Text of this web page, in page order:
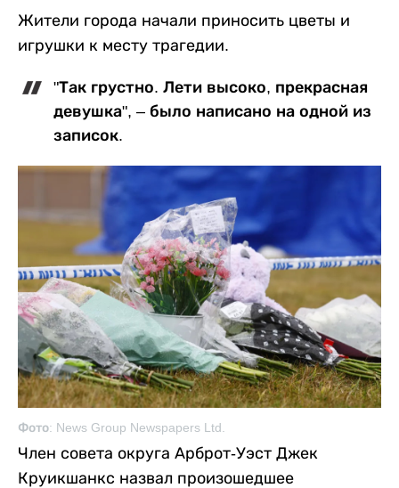
Жители города начали приносить цветы и
игрушки к месту трагедии.
"Так грустно. Лети высоко, прекрасная
девушка", – было написано на одной из
записок.
Фото: News Group Newspapers Ltd.
Член совета округа Арброт-Уэст Джек
Круикшанкс назвал произошедшее